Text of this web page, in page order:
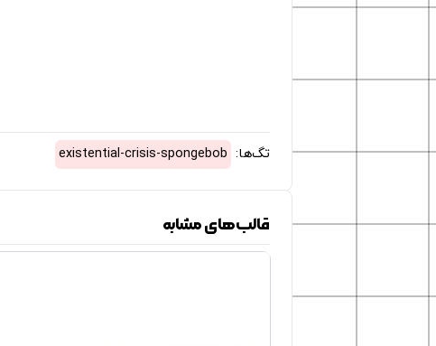
تگ‌ها: existential-crisis-spongebob
قالب‌های مشابه